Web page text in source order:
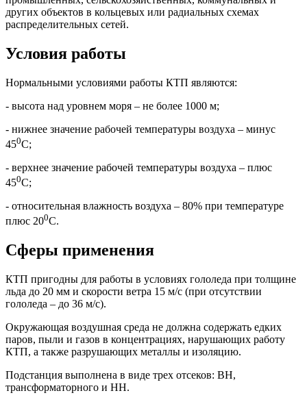
других объектов в кольцевых или радиальных схемах
распределительных сетей.
Условия работы
Нормальными условиями работы КТП являются:
- высота над уровнем моря – не более 1000 м;
- нижнее значение рабочей температуры воздуха – минус
450С;
- верхнее значение рабочей температуры воздуха – плюс
450С;
- относительная влажность воздуха – 80% при температуре
плюс 200С.
Сферы применения
КТП пригодны для работы в условиях гололеда при толщине
льда до 20 мм и скорости ветра 15 м/с (при отсутствии
гололеда – до 36 м/с).
Окружающая воздушная среда не должна содержать едких
паров, пыли и газов в концентрациях, нарушающих работу
КТП, а также разрушающих металлы и изоляцию.
Подстанция выполнена в виде трех отсеков: ВН,
трансформаторного и НН.